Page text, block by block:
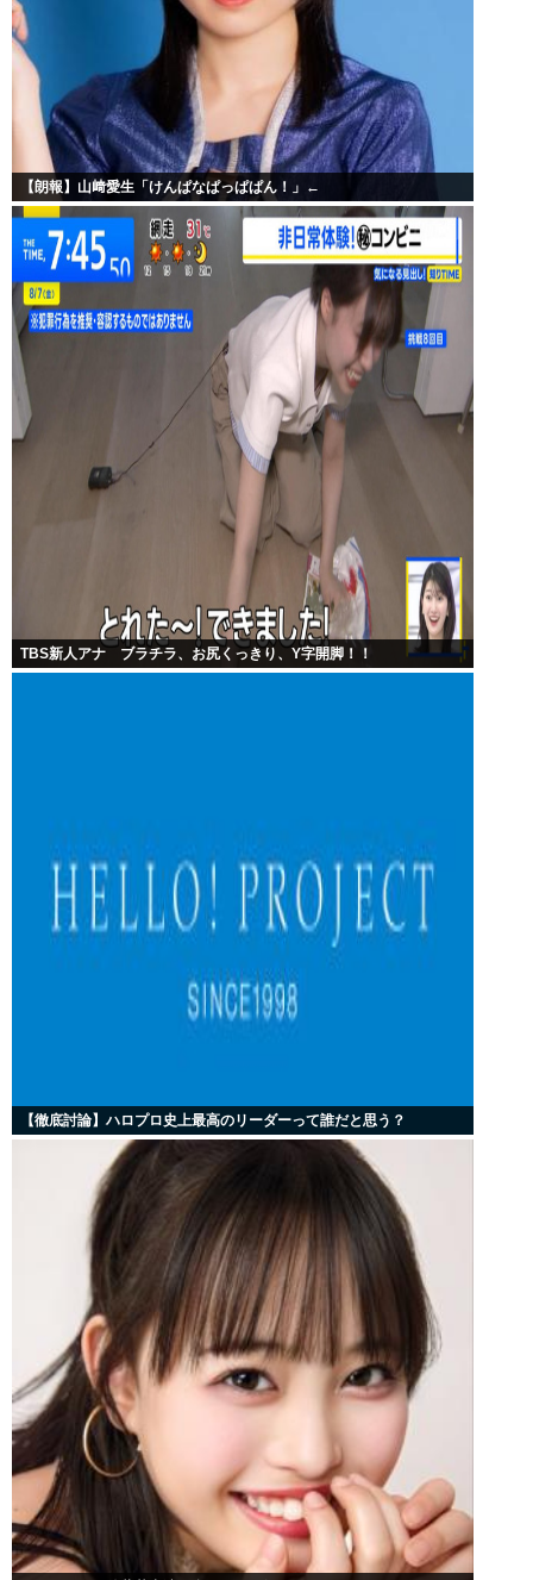
【朗報】山﨑愛生「けんぱなぱっぱぱん！」←
TBS新人アナ ブラチラ、お尻くっきり、Y字開脚！！
【徹底討論】ハロプロ史上最高のリーダーって誰だと思う？